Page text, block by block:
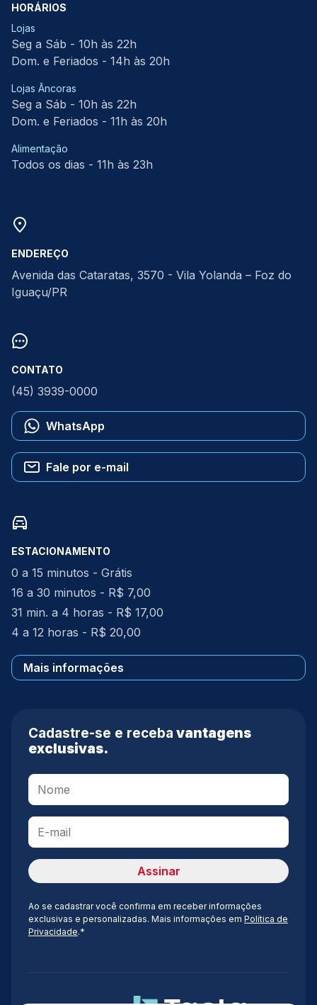
HORÁRIOS
Lojas
Seg a Sáb - 10h às 22h
Dom. e Feriados - 14h às 20h
Lojas Âncoras
Seg a Sáb - 10h às 22h
Dom. e Feriados - 11h às 20h
Alimentação
Todos os dias - 11h às 23h
ENDEREÇO
Avenida das Cataratas, 3570 - Vila Yolanda – Foz do
Iguaçu/PR
CONTATO
(45) 3939-0000
WhatsApp
Fale por e-mail
ESTACIONAMENTO
0 a 15 minutos - Grátis
16 a 30 minutos - R$ 7,00
31 min. a 4 horas - R$ 17,00
4 a 12 horas - R$ 20,00
Mais informações
Cadastre-se e receba vantagens
exclusivas.
Ao se cadastrar você confirma em receber informações
exclusivas e personalizadas. Mais informações em Política de
Privacidade.*